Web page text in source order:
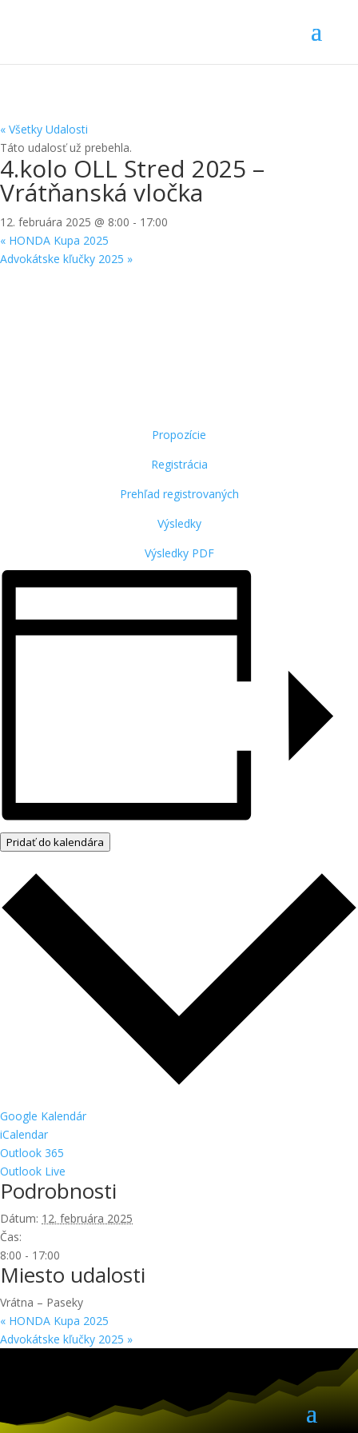
« Všetky Udalosti
Táto udalosť už prebehla.
4.kolo OLL Stred 2025 –
Vrátňanská vločka
12. februára 2025 @ 8:00 - 17:00
« HONDA Kupa 2025
Advokátske kľučky 2025 »
Propozície
Registrácia
Prehľad registrovaných
Výsledky
Výsledky PDF
Pridať do kalendára
Google Kalendár
iCalendar
Outlook 365
Outlook Live
Podrobnosti
Dátum: 12. februára 2025
Čas:
8:00 - 17:00
Miesto udalosti
Vrátna – Paseky
« HONDA Kupa 2025
Advokátske kľučky 2025 »